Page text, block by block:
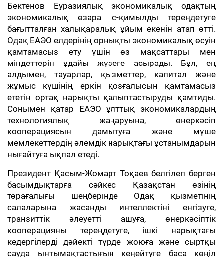
Бектенов Еуразиялық экономикалық одақтың
экономикалық өзара іс-қимылды тереңдетуге
бағытталған халықаралық ұйым екенін атап өтті.
Одақ ЕАЭО елдерінің орнықты экономикалық өсуін
қамтамасыз ету үшін өз мақсаттары мен
міндеттерін ұдайы жүзеге асырады. Бұл, ең
алдымен, тауарлар, қызметтер, капитал және
жұмыс күшінің еркін қозғалысын қамтамасыз
ететін ортақ нарықты қалыптастыруды қамтиды.
Сонымен қатар ЕАЭО ұлттық экономикалардың
технологиялық жаңаруына, өнеркәсіп
кооперациясын дамытуға және мүше
мемлекеттердің әлемдік нарықтағы ұстанымдарын
нығайтуға ықпал етеді.
Президент Қасым-Жомарт Тоқаев белгілеп берген
басымдықтарға сәйкес Қазақстан өзінің
төрағалығы шеңберінде Одақ қызметінің
салаларына жасанды интеллектіні енгізуге,
транзиттік әлеуетті ашуға, өнеркәсіптік
кооперацияны тереңдетуге, ішкі нарықтағы
кедергілерді дәйекті түрде жоюға және сыртқы
сауда ынтымақтастығын кеңейтуге баса көңіл